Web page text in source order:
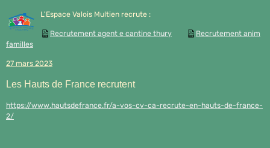
L'Espace Valois Multien recrute :
Recrutement agent e cantine thury
Recrutement anim
familles
27 mars 2023
Les Hauts de France recrutent
https://www.hautsdefrance.fr/a-vos-cv-ca-recrute-en-hauts-de-france-
2/